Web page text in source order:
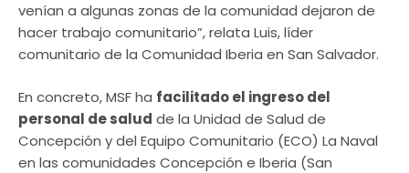
venían a algunas zonas de la comunidad dejaron de
hacer trabajo comunitario”, relata Luis, líder
comunitario de la Comunidad Iberia en San Salvador.
En concreto, MSF ha facilitado el ingreso del
personal de salud de la Unidad de Salud de
Concepción y del Equipo Comunitario (ECO) La Naval
en las comunidades Concepción e Iberia (San